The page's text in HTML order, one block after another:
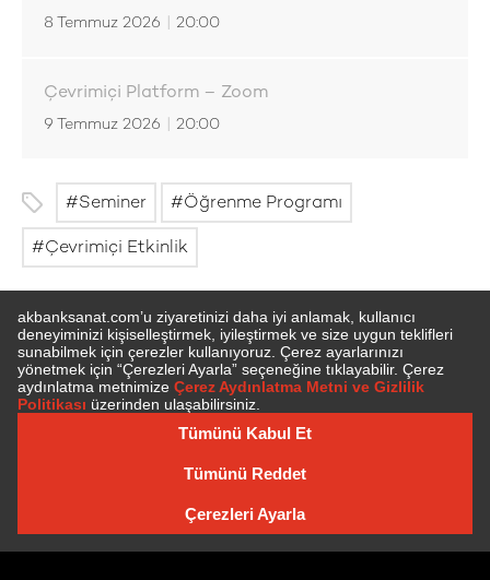
8 Temmuz 2026 20:00
Çevrimiçi Platform – Zoom
9 Temmuz 2026 20:00
Seminer Öğrenme Programı
Çevrimiçi Etkinlik